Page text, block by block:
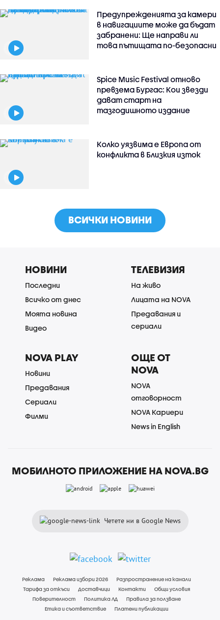
Предупрежденията за камери
в навигациите може да бъдат
забранени: Ще направи ли
това пътищата по-безопасни
Spice Music Festival отново
превзема Бургас: Кои звезди
дават старт на
тазгодишното издание
Колко уязвима е Европа от
конфликта в Близкия изток
ВСИЧКИ НОВИНИ
НОВИНИ
Последни
Всичко от днес
Моята новина
Видео
ТЕЛЕВИЗИЯ
На живо
Лицата на NOVA
Предавания и
сериали
NOVA PLAY
Новини
Предавания
Сериали
Филми
ОЩЕ ОТ
NOVA
NOVA
отговорност
NOVA Кариери
News in English
МОБИЛНОТО ПРИЛОЖЕНИЕ НА NOVA.BG
Четете ни в Google News
Реклама Реклама избори 2026
Разпространение на канали
Тарифа за откъси
Доставчици Контакти
Общи условия
Поверителност
Политика ЛД
Правила за ползване
Етика и съответствие
Платени публикации